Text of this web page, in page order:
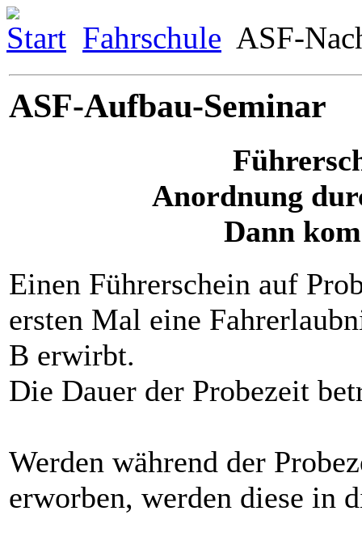
Start Fahrschule ASF-
ASF-Aufbau-Seminar
Anordnung
Dann
Einen Führerschein auf
ersten Mal eine
B erwirbt.
Die Dauer der Probezeit
Werden während der
erworben, werden diese in